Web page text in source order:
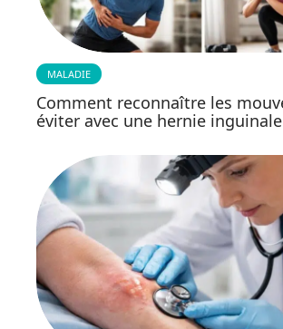
MALADIE
Comment reconnaître les
éviter avec une hernie inguinale